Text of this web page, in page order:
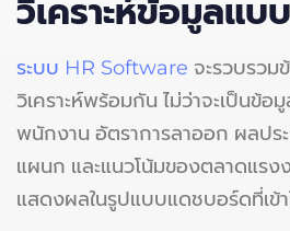
วิเคราะห์ข้อมูลแบ
ระบบ HR Software จะรวบรวม
วิเคราะห์พร้อมกัน ไม่ว่าจะเป็นข้อ
พนักงาน อัตราการลาออก ผลปร
แผนก และแนวโน้มของตลาดแรง
แสดงผลในรูปแบบแดชบอร์ดที่เข้า